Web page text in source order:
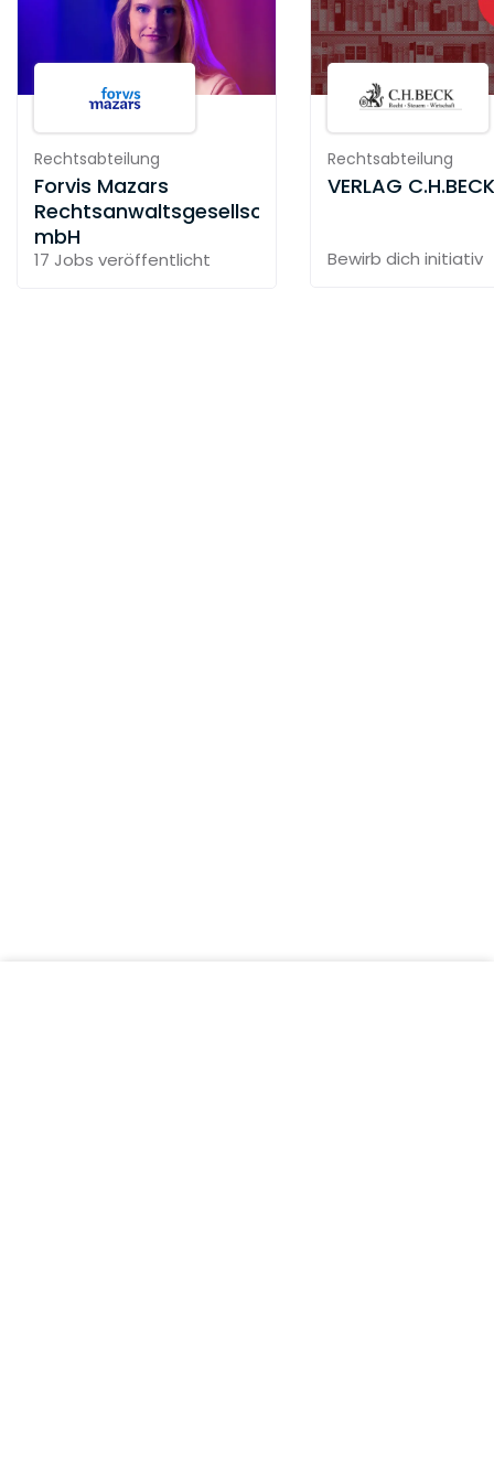
Rechtsabteilung
Forvis Mazars
Rechtsanwaltsgesellschaft
mbH
17 Jobs veröffentlicht
Rechtsabteilung
VERLAG
Bewirb dich initiativ